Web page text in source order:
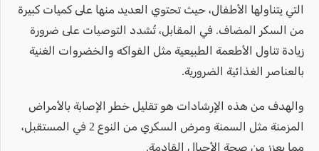
التي يتناولها الأطفال، حيث تحتوي العديد منها على كميات كبيرة
من السكر المضاف. في المقابل، تُشدد التوصيات على ضرورة
زيادة تناول الأطعمة الطبيعية مثل الفواكه والخضروات الغنية
بالعناصر الغذائية الضرورية.
والهدف من هذه الإرشادات هو تقليل خطر الإصابة بالأمراض
المزمنة مثل السمنة ومرض السكري من النوع 2 في المستقبل،
مما يعزز من صحة الأجيال القادمة.